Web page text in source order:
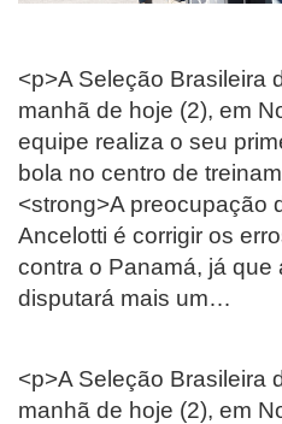
<p>A Seleção Brasileira
manhã de hoje (2), em
equipe realiza o seu
bola no centro de
<strong>A preocupação
Ancelotti é corrigir os
contra o Panamá, já que
disputará mais um…
<p>A Seleção Brasileira
manhã de hoje (2), em